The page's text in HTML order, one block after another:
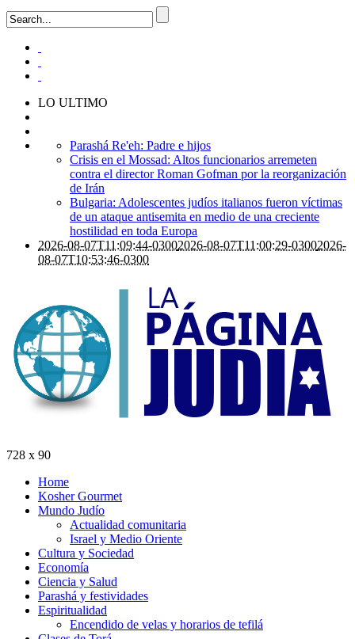
LO ULTIMO
Parashá Re'eh: Padre e hijos
Crisis en el Mossad: Altos funcionarios arremeten
contra el director Roman Gofman por la reorganización
de Irán
Bulgaria: Adolescentes judíos italianos fueron víctimas
de un ataque antisemita en medio de una creciente
hostilidad en toda Europa
2026-08-07T11:09:44-03002026-08-07T11:00:29-03002026-
08-07T10:53:46-0300
728 x 90
Home
Kosher Gourmet
Mundo Judío
Actualidad comunitaria
Israel y Medio Oriente
Cultura y Sociedad
Economía
Ciencia y Salud
Parashá y festividades
Espiritualidad
Encendido de velas y horarios de tefilá